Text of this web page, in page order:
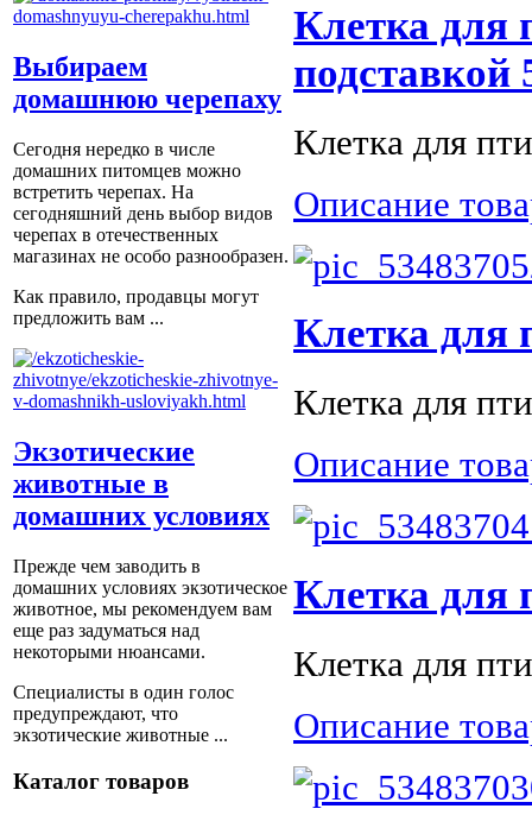
Выбираем
домашнюю черепаху
Сегодня нередко в числе
домашних питомцев можно
встретить черепах. На
сегодняшний день выбор видов
черепах в отечественных
магазинах не особо разнообразен.
Как правило, продавцы могут
предложить вам ...
Экзотические
животные в
домашних условиях
Прежде чем заводить в
домашних условиях экзотическое
животное, мы рекомендуем вам
еще раз задуматься над
некоторыми нюансами.
Специалисты в один голос
предупреждают, что
экзотические животные ...
Каталог товаров
Клетка для
подставкой
Клетка для
Описание
Клетка для
Клетка для
Описание
Клетка для
Клетка для
Описание